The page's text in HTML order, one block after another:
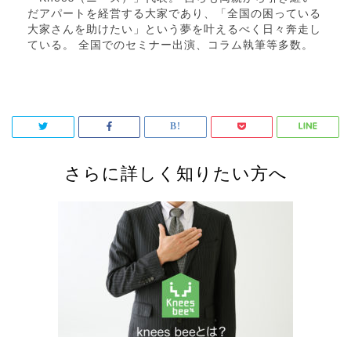
だアパートを経営する大家であり、「全国の困っている
大家さんを助けたい」という夢を叶えるべく日々奔走し
ている。 全国でのセミナー出演、コラム執筆等多数。
さらに詳しく知りたい方へ